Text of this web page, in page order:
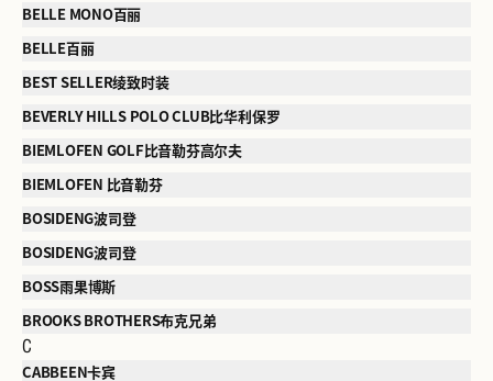
BELLE MONO百丽
BELLE百丽
BEST SELLER绫致时装
BEVERLY HILLS POLO CLUB比华利保罗
BIEMLOFEN GOLF比音勒芬高尔夫
BIEMLOFEN 比音勒芬
BOSIDENG波司登
BOSIDENG波司登
BOSS雨果博斯
BROOKS BROTHERS布克兄弟
C
CABBEEN卡宾